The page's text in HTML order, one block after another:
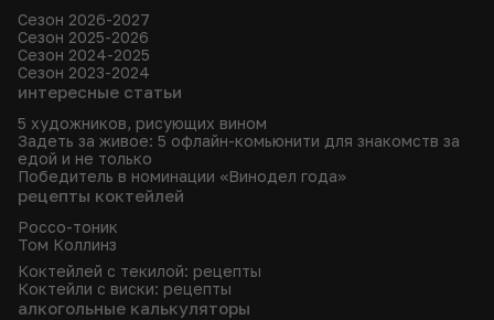
Сезон 2026-2027
Сезон 2025-2026
Сезон 2024-2025
Сезон 2023-2024
интересные статьи
5 художников, рисующих вином
Задеть за живое: 5 офлайн-комьюнити для знакомств за
едой и не только
Победитель в номинации «Винодел года»
рецепты коктейлей
Россо-тоник
Том Коллинз
Коктейлей с текилой: рецепты
Коктейли с виски: рецепты
алкогольные калькуляторы